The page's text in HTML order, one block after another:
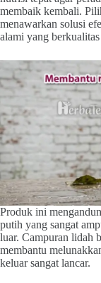
membaik kembali.
menawarkan solusi
alami yang
Produk ini
putih yang sangat
luar. Campuran lidah
membantu
keluar sangat lancar.